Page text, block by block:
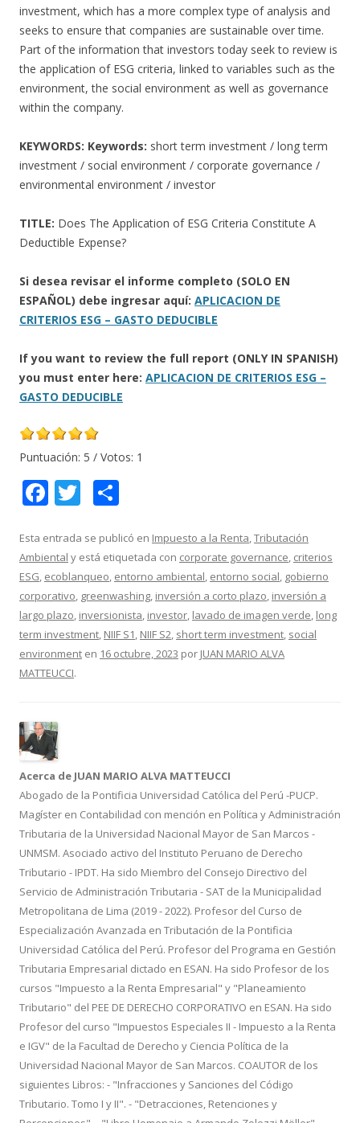
investment, which has a more complex type of analysis and
seeks to ensure that companies are sustainable over time.
Part of the information that investors today seek to review is
the application of ESG criteria, linked to variables such as the
environment, the social environment as well as governance
within the company.
KEYWORDS: Keywords: short term investment / long term
investment / social environment / corporate governance /
environmental environment / investor
TITLE: Does The Application of ESG Criteria Constitute A
Deductible Expense?
Si desea revisar el informe completo (SOLO EN
ESPAÑOL) debe ingresar aquí: APLICACION DE
CRITERIOS ESG – GASTO DEDUCIBLE
If you want to review the full report (ONLY IN SPANISH)
you must enter here: APLICACION DE CRITERIOS ESG –
GASTO DEDUCIBLE
Puntuación: 5 / Votos: 1
F
e
b
o
o
k
T
itt
er
m
p
ar
ti
r
Esta entrada se publicó en Impuesto a la Renta,Tributación
Ambiental y está etiquetada con corporate governance, criterios
ESG, ecoblanqueo, entorno ambiental, entorno social, gobierno
corporativo, greenwashing, inversión a corto plazo, inversión a
largo plazo, inversionista, investor, lavado de imagen verde, long
term investment, NIIF S1, NIIF S2, short term investment, social
environment en 16 octubre, 2023 por JUAN MARIO ALVA
MATTEUCCI.
Acerca de JUAN MARIO ALVA MATTEUCCI
Abogado de la Pontificia Universidad Católica del Perú -PUCP.
Magíster en Contabilidad con mención en Política y Administración
Tributaria de la Universidad Nacional Mayor de San Marcos -
UNMSM. Asociado activo del Instituto Peruano de Derecho
Tributario - IPDT. Ha sido Miembro del Consejo Directivo del
Servicio de Administración Tributaria - SAT de la Municipalidad
Metropolitana de Lima (2019 - 2022). Profesor del Curso de
Especialización Avanzada en Tributación de la Pontificia
Universidad Católica del Perú. Profesor del Programa en Gestión
Tributaria Empresarial dictado en ESAN. Ha sido Profesor de los
cursos "Impuesto a la Renta Empresarial" y "Planeamiento
Tributario" del PEE DE DERECHO CORPORATIVO en ESAN. Ha sido
Profesor del curso "Impuestos Especiales II - Impuesto a la Renta
e IGV" de la Facultad de Derecho y Ciencia Política de la
Universidad Nacional Mayor de San Marcos. COAUTOR de los
siguientes Libros: - "Infracciones y Sanciones del Código
Tributario. Tomo I y II". - "Detracciones, Retenciones y